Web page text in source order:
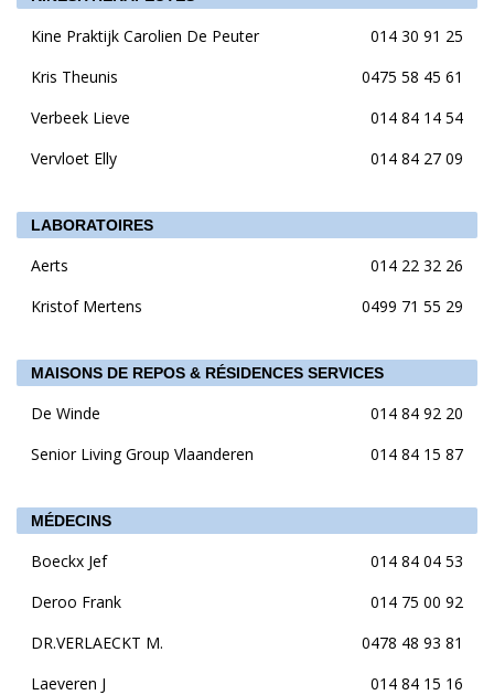
Kine Praktijk Carolien De Peuter
014 30 91 25
Kris Theunis
0475 58 45 61
Verbeek Lieve
014 84 14 54
Vervloet Elly
014 84 27 09
LABORATOIRES
Aerts
014 22 32 26
Kristof Mertens
0499 71 55 29
MAISONS DE REPOS & RÉSIDENCES SERVICES
De Winde
014 84 92 20
Senior Living Group Vlaanderen
014 84 15 87
MÉDECINS
Boeckx Jef
014 84 04 53
Deroo Frank
014 75 00 92
DR.VERLAECKT M.
0478 48 93 81
Laeveren J
014 84 15 16